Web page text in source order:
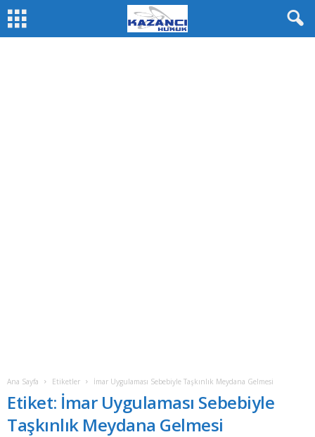
Ana Sayfa Etiketler İmar Uygulaması Sebebiyle Taşkınlık Meydana Gelmesi
Etiket: İmar Uygulaması Sebebiyle
Taşkınlık Meydana Gelmesi